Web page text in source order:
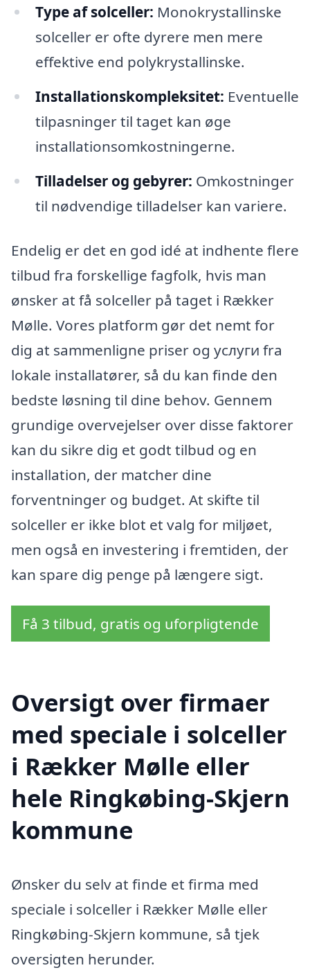
Type af solceller: Monokrystallinske
solceller er ofte dyrere men mere
effektive end polykrystallinske.
Installationskompleksitet: Eventuelle
tilpasninger til taget kan øge
installationsomkostningerne.
Tilladelser og gebyrer: Omkostninger
til nødvendige tilladelser kan variere.
Endelig er det en god idé at indhente flere
tilbud fra forskellige fagfolk, hvis man
ønsker at få solceller på taget i Rækker
Mølle. Vores platform gør det nemt for
dig at sammenligne priser og услуги fra
lokale installatører, så du kan finde den
bedste løsning til dine behov. Gennem
grundige overvejelser over disse faktorer
kan du sikre dig et godt tilbud og en
installation, der matcher dine
forventninger og budget. At skifte til
solceller er ikke blot et valg for miljøet,
men også en investering i fremtiden, der
kan spare dig penge på længere sigt.
Få 3 tilbud, gratis og uforpligtende
Oversigt over firmaer
med speciale i solceller
i Rækker Mølle eller
hele Ringkøbing-Skjern
kommune
Ønsker du selv at finde et firma med
speciale i solceller i Rækker Mølle eller
Ringkøbing-Skjern kommune, så tjek
oversigten herunder.